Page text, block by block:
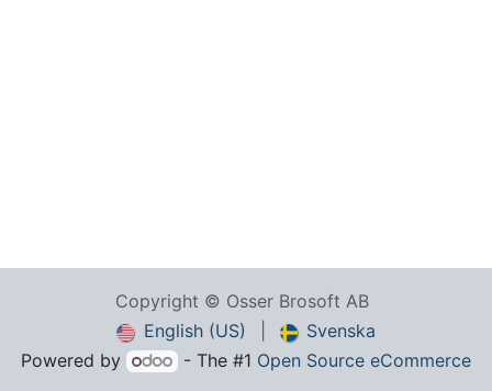
Copyright © Osser Brosoft AB
English (US)
Svenska
Powered by
- The #1 Open Source eCommerce